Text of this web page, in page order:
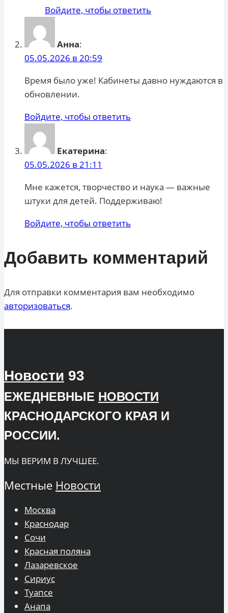
Войдите, чтобы ответить
Анна:
05.05.2026 в 20:59
Время было уже! Кабинеты давно нуждаются в
обновлении.
Войдите, чтобы ответить
Екатерина:
05.05.2026 в 21:11
Мне кажется, творчество и наука — важные
штуки для детей. Поддерживаю!
Войдите, чтобы ответить
Добавить комментарий
Для отправки комментария вам необходимо
авторизоваться.
Новости 93
ЕЖЕДНЕВНЫЕ НОВОСТИ
КРАСНОДАРСКОГО КРАЯ И
РОССИИ.
МЫ ВЕРИМ В ЛУЧШЕЕ.
Местные Новости
Москва
Краснодар
Сочи
Красная поляна
Лазаревское
Сириус
Туапсе
Анапа